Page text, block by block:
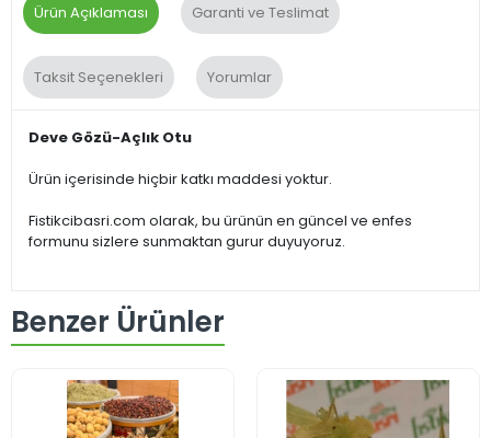
Ürün Açıklaması Garanti ve Teslimat
Taksit Seçenekleri Yorumlar
Deve Gözü-Açlık Otu
Ürün içerisinde hiçbir katkı maddesi yoktur.
Fistikcibasri.com olarak, bu ürünün en güncel ve enfes
formunu sizlere sunmaktan gurur duyuyoruz.
Benzer Ürünler